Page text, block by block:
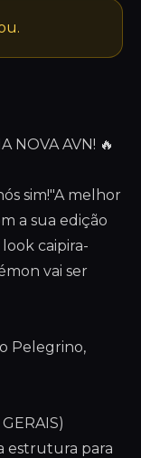
NOVA AVN! 🔥
sim!"A melhor
a sua edição
caipira-
vai ser
Pelegrino,
estrutura para